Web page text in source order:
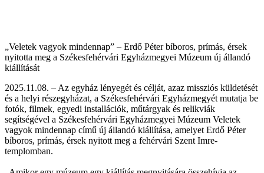
„Veletek vagyok mindennap” – Erdő Péter bíboros, prímás, érsek
nyitotta meg a Székesfehérvári Egyházmegyei Múzeum új állandó
kiállítását
2025.11.08. – Az egyház lényegét és célját, azaz missziós küldetését
és a helyi részegyházat, a Székesfehérvári Egyházmegyét mutatja be
fotók, filmek, egyedi installációk, műtárgyak és relikviák
segítségével a Székesfehérvári Egyházmegyei Múzeum Veletek
vagyok mindennap című új állandó kiállítása, amelyet Erdő Péter
bíboros, prímás, érsek nyitott meg a fehérvári Szent Imre-
templomban.